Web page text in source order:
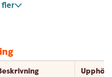
fler
Upphör